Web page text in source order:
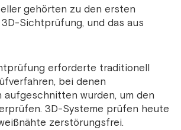
gehörten zu den ersten
Sichtprüfung, und das aus
erforderte traditionell
bei denen
aufgeschnitten wurden, um den
3D-Systeme prüfen heute
zerstörungsfrei.